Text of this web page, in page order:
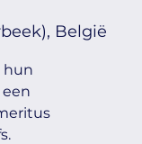
België
hun